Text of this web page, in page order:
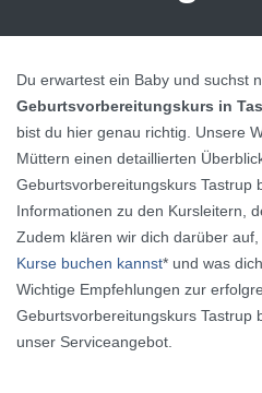
Du erwartest ein Baby und suchst
Geburtsvorbereitungskurs in
bist du hier genau richtig. Unsere
Müttern einen detaillierten
Geburtsvorbereitungskurs Tastrup
Informationen zu den Kursleitern,
Zudem klären wir dich darüber
Kurse buchen kannst* und was
Wichtige Empfehlungen zur
Geburtsvorbereitungskurs Tastrup
unser Serviceangebot.